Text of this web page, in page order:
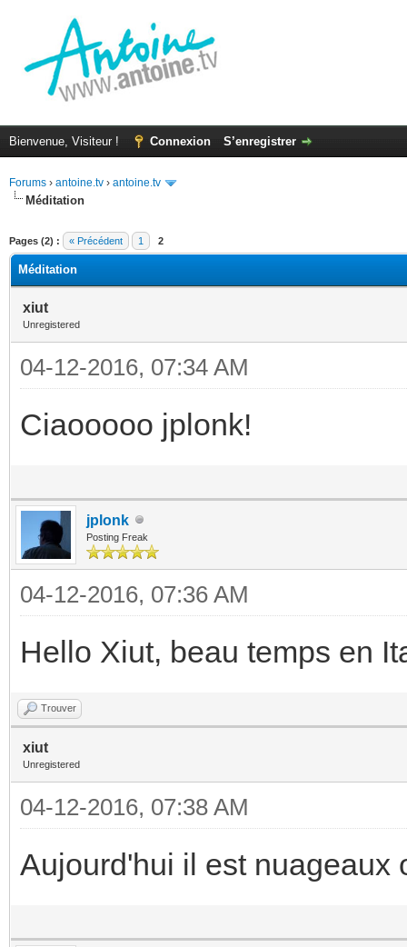
Bienvenue, Visiteur ! Connexion S’enregistrer
Forums › antoine.tv › antoine.tv
Méditation
Pages (2) : « Précédent 1 2
Méditation
xiut
Unregistered
04-12-2016, 07:34 AM
Ciaooooo jplonk!
jplonk
Posting Freak
04-12-2016, 07:36 AM
Hello Xiut, beau temps en
Trouver
xiut
Unregistered
04-12-2016, 07:38 AM
Aujourd'hui il est nuageaux